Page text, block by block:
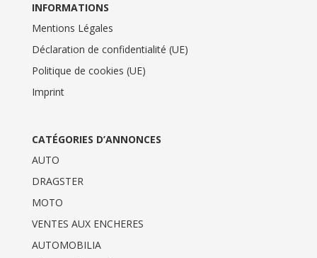
INFORMATIONS
Mentions Légales
Déclaration de confidentialité (UE)
Politique de cookies (UE)
Imprint
CATÉGORIES D’ANNONCES
AUTO
DRAGSTER
MOTO
VENTES AUX ENCHERES
AUTOMOBILIA